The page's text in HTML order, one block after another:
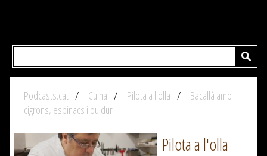
Podcasts.cat Cuina Pilota a l'olla
Bacallà amb
cigrons, espinacs i ou dur
Pilota a l'olla